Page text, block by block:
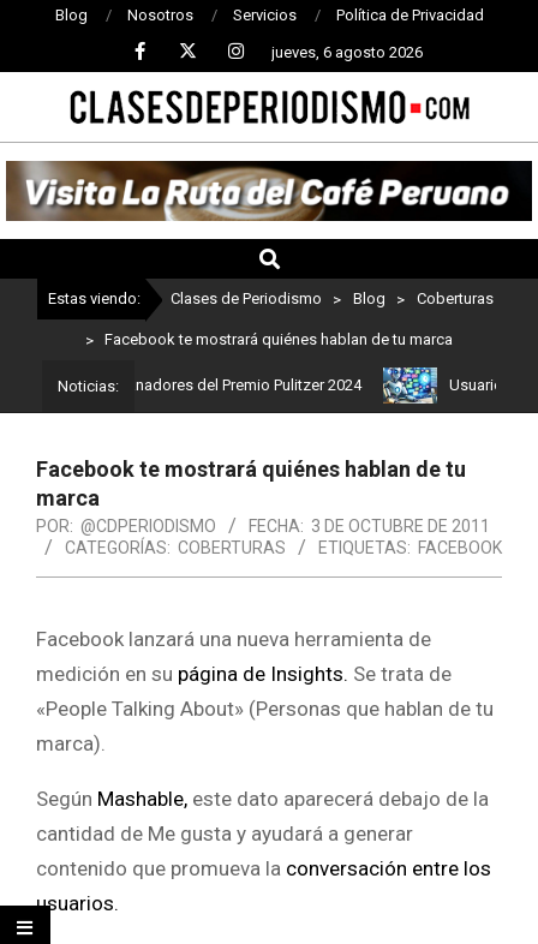
Blog Nosotros Servicios Política de Privacidad
jueves, 6 agosto 2026
CLASES
DE
PERIODISMO
Estas viendo: Clases de Periodismo > Blog > Coberturas
> Facebook te mostrará quiénes hablan de tu marca
Noticias:
son los ganadores del Premio Pulitzer 2024 Usuarios de
Facebook te mostrará quiénes hablan de tu
marca
POR: @CDPERIODISMO FECHA: 3 DE OCTUBRE DE 2011
CATEGORÍAS: COBERTURAS ETIQUETAS: FACEBOOK
Facebook lanzará una nueva herramienta de
medición en su página de Insights. Se trata de
«People Talking About» (Personas que hablan de tu
marca).
Según Mashable, este dato aparecerá debajo de la
cantidad de Me gusta y ayudará a generar
contenido que promueva la conversación entre los
usuarios.